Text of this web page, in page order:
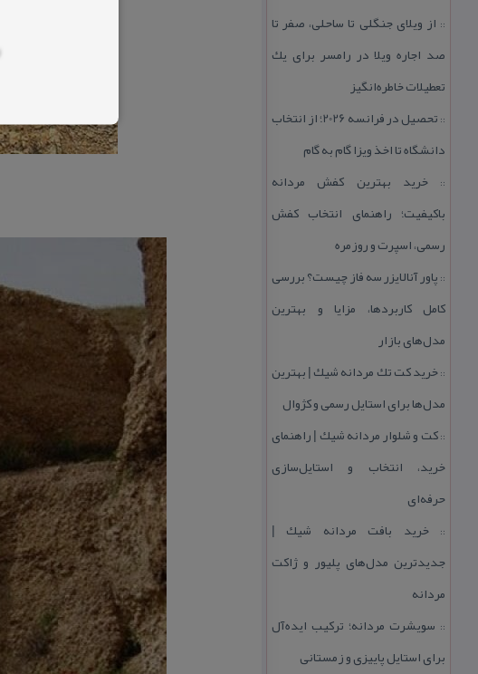
:: از ویلای جنگلی تا ساحلی، صفر تا
صد اجاره ویلا در رامسر برای یك
تعطیلات خاطره‌انگیز
::
تحصیل در فرانسه 2026؛ از انتخاب
دانشگاه تا اخذ ویزا گام به گام
::خرید بهترین كفش مردانه
باكیفیت؛ راهنمای انتخاب كفش
رسمی، اسپرت و روزمره
:: پاور آنالایزر سه فاز چیست؟ بررسی
كامل كاربردها، مزایا و بهترین
مدل‌های بازار
::خرید كت تك مردانه شیك | بهترین
مدل‌ها برای استایل رسمی و كژوال
::كت و شلوار مردانه شیك | راهنمای
خرید، انتخاب و استایل‌سازی
حرفه‌ای
::خرید بافت مردانه شیك |
جدیدترین مدل‌های پلیور و ژاكت
مردانه
:: سویشرت مردانه؛ تركیب ایده‌آل
برای استایل پاییزی و زمستانی